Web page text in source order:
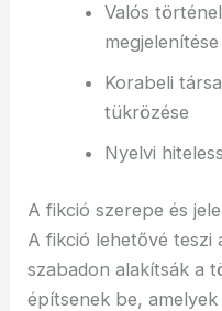
Valós
megjelenítése
Korabeli
tükrözése
Nyelvi
A fikció szerepe és
A fikció lehetővé teszi
szabadon alakítsák a
építsenek be,